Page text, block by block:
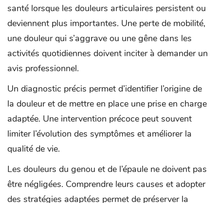
santé lorsque les douleurs articulaires persistent ou
deviennent plus importantes. Une perte de mobilité,
une douleur qui s’aggrave ou une gêne dans les
activités quotidiennes doivent inciter à demander un
avis professionnel.
Un diagnostic précis permet d’identifier l’origine de
la douleur et de mettre en place une prise en charge
adaptée. Une intervention précoce peut souvent
limiter l’évolution des symptômes et améliorer la
qualité de vie.
Les douleurs du genou et de l’épaule ne doivent pas
être négligées. Comprendre leurs causes et adopter
des stratégies adaptées permet de préserver la